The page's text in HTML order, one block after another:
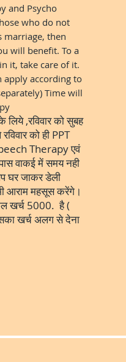
and Psycho
who do not
marriage, then
will benefit. To a
it, take care of it.
apply according to
Time will
,रविवार को सुबह
को ही PPT
Therapy एवं
वाकई में समय नही
घर जाकर डेली
आराम महसूस करेंगे।
खर्च 5000. है (
खर्च अलग से देना